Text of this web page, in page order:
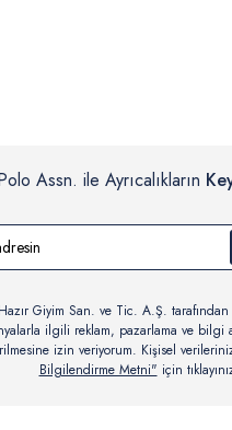
Assn. ile Ayrıcalıkların
Giyim San. ve Tic. A.Ş.
ilgili reklam, pazarlama ve bilgi
izin veriyorum. Kişisel
Bilgilendirme Metni" için